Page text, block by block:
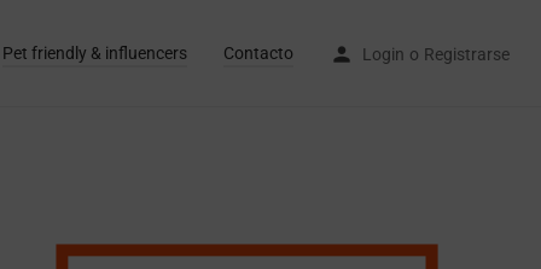
Pet friendly & influencers Contacto Login o Registrarse